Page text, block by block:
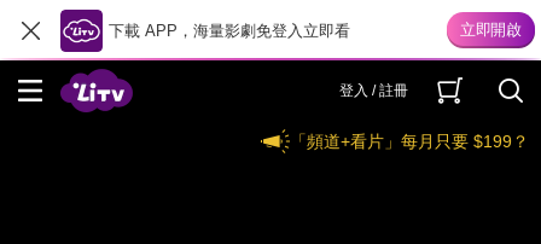
下載 APP，海量影劇免登入立即看
登入 / 註冊
「頻道+看片」每月只要 $199？